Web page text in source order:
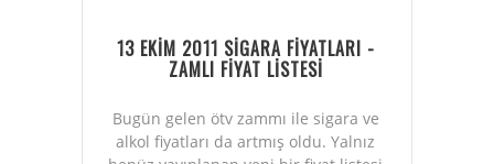
13 EKİM 2011 SİGARA FİYATLARI -
ZAMLI FİYAT LİSTESİ
Bugün gelen ötv zammı ile sigara ve
alkol fiyatları da artmış oldu. Yalnız